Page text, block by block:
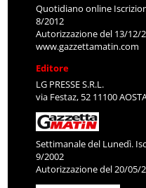
Quotidiano online
8/2012
Autorizzazione del 13/12/
www.gazzettamatin.com
Editore
LG PRESSE S.R.L.
via Festaz, 52 11100
Settimanale del Lunedì.
9/2002
Autorizzazione del 20/05/